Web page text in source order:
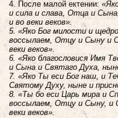
4. После малой ектении:
и сила и слава, Отца и
и во веки веков».
5. «Яко Бог милости и
воссылаем, Отцу и Сыну и
веки веков».
6. «Яко благословися Имя
и Сына и Святаго Духа,
7. «Яко Ты еси Бог наш, и
Святому Духу, ныне и
8. «Ты бо еси Царь мира и
воссылаем, Отцу и Сыну, и
веки веков».